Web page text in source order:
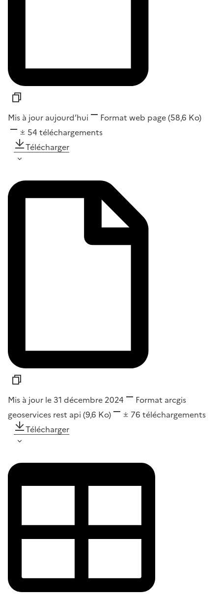
Mis à jour aujourd’hui Format web page(58,6 Ko)
54 téléchargements
Télécharger
Mis à jour le 31 décembre 2024 Format arcgis
geoservices rest api (9,6 Ko) 76 téléchargements
Télécharger